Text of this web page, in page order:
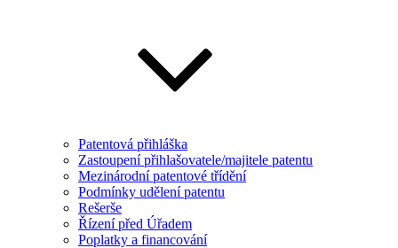
Patentová přihláška
Zastoupení přihlašovatele/majitele patentu
Mezinárodní patentové třídění
Podmínky udělení patentu
Rešerše
Řízení před Úřadem
Poplatky a financování